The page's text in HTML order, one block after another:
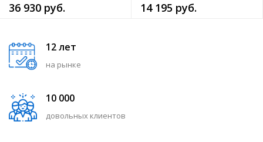
36 930 руб. 14 195 руб.
12 лет
на рынке
10 000
довольных клиентов